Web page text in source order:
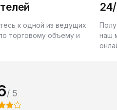
к одной из ведущих
торговому объему и
наш
/ 5